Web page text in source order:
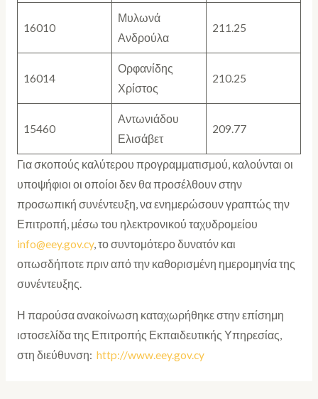
16010
Μυλωνά
Ανδρούλα
211.25
16014
Ορφανίδης
Χρίστος
210.25
15460
Αντωνιάδου
Ελισάβετ
209.77
Για σκοπούς καλύτερου προγραμματισμού, καλούνται οι
υποψήφιοι οι οποίοι δεν θα προσέλθουν στην
προσωπική συνέντευξη, να ενημερώσουν γραπτώς την
Επιτροπή, μέσω του ηλεκτρονικού ταχυδρομείου
info@eey.gov.cy, το συντομότερο δυνατόν και
οπωσδήποτε πριν από την καθορισμένη ημερομηνία της
συνέντευξης.
Η παρούσα ανακοίνωση καταχωρήθηκε στην επίσημη
ιστοσελίδα της Επιτροπής Εκπαιδευτικής Υπηρεσίας,
στη διεύθυνση: http://www.eey.gov.cy